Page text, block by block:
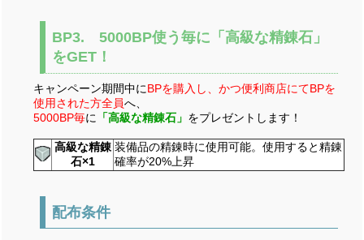
BP3. 5000BP使う毎に「高級な精錬石」
をGET！
キャンペーン期間中にBPを購入し、かつ便利商店にてBPを
使用された方全員へ、
5000BP毎に 「高級な精錬石」 をプレゼントします！
高級な精錬
石×1
装備品の精錬時に使用可能。使用すると精錬
確率が20%上昇
配布条件